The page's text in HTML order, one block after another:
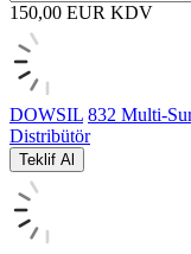
150,00 EUR KDV
DOWSIL 832 Multi-
Distribütör
Teklif Al